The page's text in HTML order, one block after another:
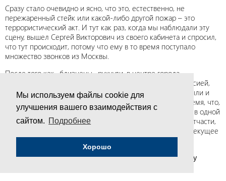
Мы используем файлы cookie для
улучшения вашего взаимодействия с
сайтом. Подробнее
Хорошо
Сразу стало очевидно и ясно, что это, естественно, не
пережаренный стейк или какой-либо другой пожар – это
террористический акт. И тут как раз, когда мы наблюдали эту
сцену, вышел Сергей Викторович из своего кабинета и спросил,
что тут происходит, потому что ему в то время поступало
множество звонков из Москвы.
После того как «близнецы» рухнули, в центре города,
географически рядом с «близнецами» и российской миссией,
можно было видеть идущих по городу людей в крови, пыли и
грязи. Общественный транспорт не работал какое-то время, что,
конечно, производило шокирующее впечатление, когда в одной
из столиц мира, в центре города, ты видишь такое, что, отчасти,
можно сравнить с тем, что происходит в секторе Газа в текущее
время.
«Советская система образования позволяла человеку